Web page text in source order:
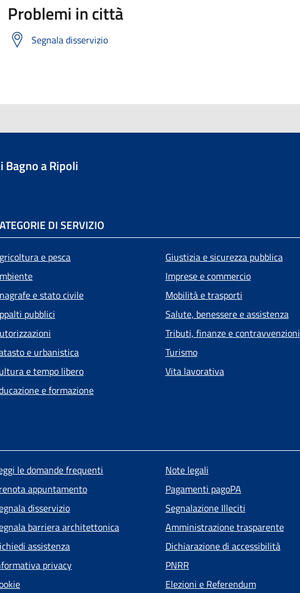
Problemi in città
Segnala disservizio
Bagno a Ripoli
DI SERVIZIO
e pesca
e stato civile
pubblici
e urbanistica
e tempo libero
e formazione
Giustizia e sicurezza pubblica
Imprese e commercio
Mobilità e trasporti
Salute, benessere e assistenza
Tributi, finanze e contravvenzioni
Turismo
Vita lavorativa
piè di pagina
le domande frequenti
appuntamento
disservizio
barriera architettonica
assistenza
privacy
Note legali
Pagamenti pagoPA
Segnalazione Illeciti
Amministrazione trasparente
Dichiarazione di accessibilità
PNRR
Elezioni e Referendum